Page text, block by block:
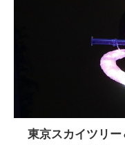
東京スカイツリ